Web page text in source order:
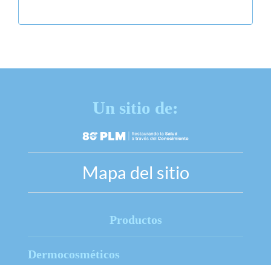
Un sitio de:
Mapa del sitio
Productos
Dermocosméticos